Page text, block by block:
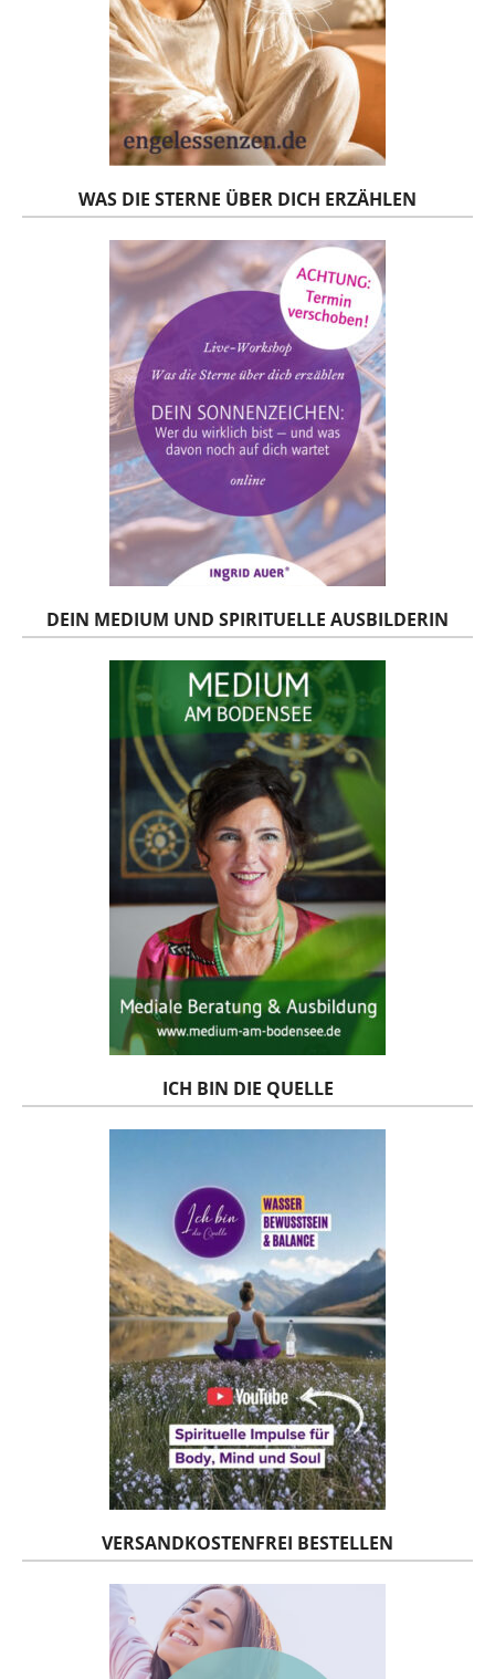
WAS DIE STERNE ÜBER DICH ERZÄHLEN
DEIN MEDIUM UND SPIRITUELLE AUSBILDERIN
ICH BIN DIE QUELLE
VERSANDKOSTENFREI BESTELLEN